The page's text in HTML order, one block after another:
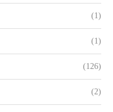
(1)
(1)
(126)
(2)